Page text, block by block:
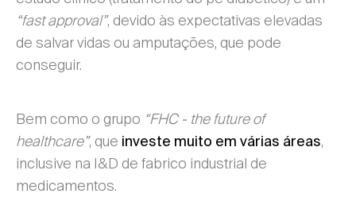
“fast approval”, devido às expectativas elevadas
de salvar vidas ou amputações, que pode
conseguir.
Bem como o grupo “FHC - the future of
healthcare”, que investe muito em várias áreas,
inclusive na I&D de fabrico industrial de
medicamentos.